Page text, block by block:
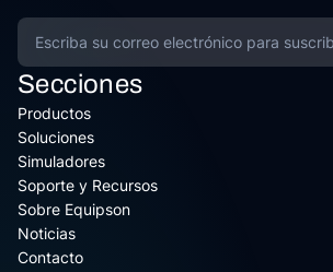
Secciones
Productos
Soluciones
Simuladores
Soporte y Recursos
Sobre Equipson
Noticias
Contacto